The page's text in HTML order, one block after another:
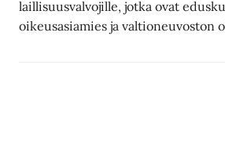
laillisuusvalvojille, jotka ovat
oikeusasiamies ja valtioneuvoston